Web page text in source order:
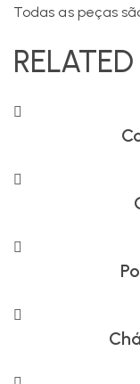
Todas as peças